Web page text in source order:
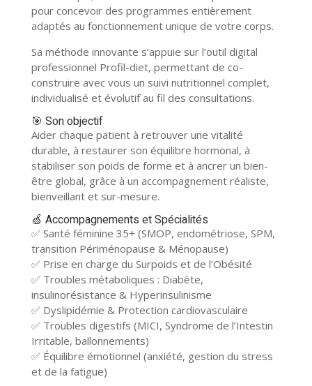
pour concevoir des programmes entièrement
adaptés au fonctionnement unique de votre corps.
Sa méthode innovante s’appuie sur l’outil digital
professionnel Profil-diet, permettant de co-
construire avec vous un suivi nutritionnel complet,
individualisé et évolutif au fil des consultations.
🎯 Son objectif
Aider chaque patient à retrouver une vitalité
durable, à restaurer son équilibre hormonal, à
stabiliser son poids de forme et à ancrer un bien-
être global, grâce à un accompagnement réaliste,
bienveillant et sur-mesure.
🍏 Accompagnements et Spécialités
✅ Santé féminine 35+ (SMOP, endométriose, SPM,
transition Périménopause & Ménopause)
✅ Prise en charge du Surpoids et de l’Obésité
✅ Troubles métaboliques : Diabète,
insulinorésistance & Hyperinsulinisme
✅ Dyslipidémie & Protection cardiovasculaire
✅ Troubles digestifs (MICI, Syndrome de l’Intestin
Irritable, ballonnements)
✅ Équilibre émotionnel (anxiété, gestion du stress
et de la fatigue)